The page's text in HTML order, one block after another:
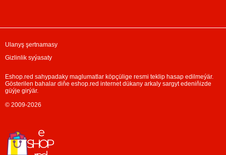
Ulanyş şertnamasy
Gizlinlik syýasaty
Eshop.red sahypadaky maglumatlar köpçülige resmi teklip hasap edilmeýär.
Gösterilen bahalar diňe eshop.red internet dükany arkaly sargyt edeniňizde
güýje girýär.
© 2009-2026